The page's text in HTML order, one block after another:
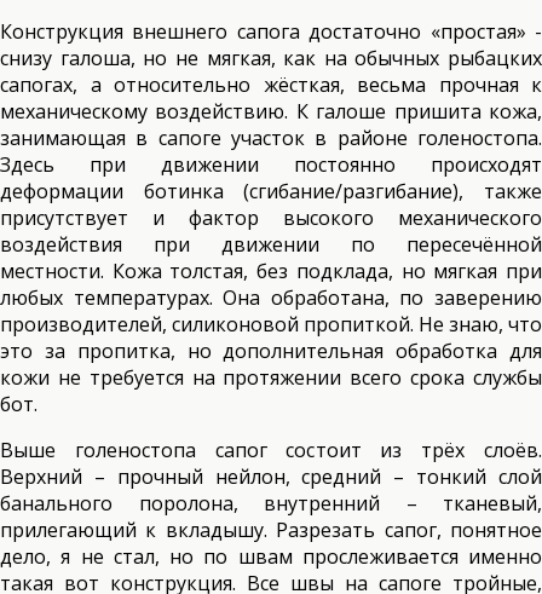
Конструкция внешнего сапога достаточно «простая» -
снизу галоша, но не мягкая, как на обычных рыбацких
сапогах, а относительно жёсткая, весьма прочная к
механическому воздействию. К галоше пришита кожа,
занимающая в сапоге участок в районе голеностопа.
Здесь при движении постоянно происходят
деформации ботинка (сгибание/разгибание), также
присутствует и фактор высокого механического
воздействия при движении по пересечённой
местности. Кожа толстая, без подклада, но мягкая при
любых температурах. Она обработана, по заверению
производителей, силиконовой пропиткой. Не знаю, что
это за пропитка, но дополнительная обработка для
кожи не требуется на протяжении всего срока службы
бот.
Выше голеностопа сапог состоит из трёх слоёв.
Верхний – прочный нейлон, средний – тонкий слой
банального поролона, внутренний – тканевый,
прилегающий к вкладышу. Разрезать сапог, понятное
дело, я не стал, но по швам прослеживается именно
такая вот конструкция. Все швы на сапоге тройные,